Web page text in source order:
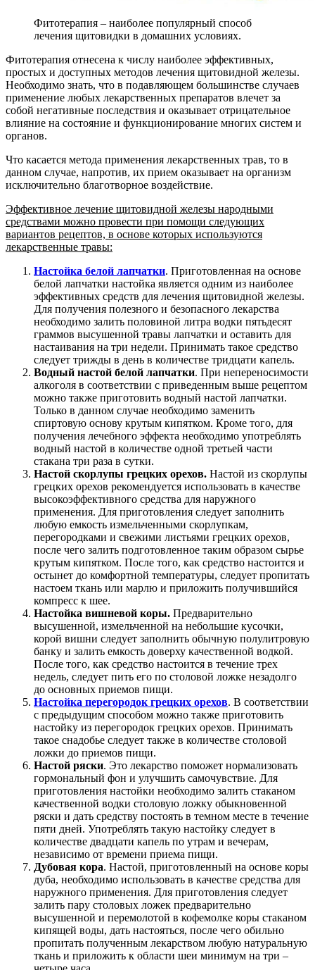
Фитотерапия – наиболее популярный способ
лечения щитовидки в домашних условиях.
Фитотерапия отнесена к числу наиболее эффективных,
простых и доступных методов лечения щитовидной железы.
Необходимо знать, что в подавляющем большинстве случаев
применение любых лекарственных препаратов влечет за
собой негативные последствия и оказывает отрицательное
влияние на состояние и функционирование многих систем и
органов.
Что касается метода применения лекарственных трав, то в
данном случае, напротив, их прием оказывает на организм
исключительно благотворное воздействие.
Эффективное лечение щитовидной железы народными
средствами можно провести при помощи следующих
вариантов рецептов, в основе которых используются
лекарственные травы:
Настойка белой лапчатки. Приготовленная на основе
белой лапчатки настойка является одним из наиболее
эффективных средств для лечения щитовидной железы.
Для получения полезного и безопасного лекарства
необходимо залить половиной литра водки пятьдесят
граммов высушенной травы лапчатки и оставить для
настаивания на три недели. Принимать такое средство
следует трижды в день в количестве тридцати капель.
Водный настой белой лапчатки. При непереносимости
алкоголя в соответствии с приведенным выше рецептом
можно также приготовить водный настой лапчатки.
Только в данном случае необходимо заменить
спиртовую основу крутым кипятком. Кроме того, для
получения лечебного эффекта необходимо употреблять
водный настой в количестве одной третьей части
стакана три раза в сутки.
Настой скорлупы грецких орехов. Настой из скорлупы
грецких орехов рекомендуется использовать в качестве
высокоэффективного средства для наружного
применения. Для приготовления следует заполнить
любую емкость измельченными скорлупкам,
перегородками и свежими листьями грецких орехов,
после чего залить подготовленное таким образом сырье
крутым кипятком. После того, как средство настоится и
остынет до комфортной температуры, следует пропитать
настоем ткань или марлю и приложить получившийся
компресс к шее.
Настойка вишневой коры. Предварительно
высушенной, измельченной на небольшие кусочки,
корой вишни следует заполнить обычную полулитровую
банку и залить емкость доверху качественной водкой.
После того, как средство настоится в течение трех
недель, следует пить его по столовой ложке незадолго
до основных приемов пищи.
Настойка перегородок грецких орехов. В соответствии
с предыдущим способом можно также приготовить
настойку из перегородок грецких орехов. Принимать
такое снадобье следует также в количестве столовой
ложки до приемов пищи.
Настой ряски. Это лекарство поможет нормализовать
гормональный фон и улучшить самочувствие. Для
приготовления настойки необходимо залить стаканом
качественной водки столовую ложку обыкновенной
ряски и дать средству постоять в темном месте в течение
пяти дней. Употреблять такую настойку следует в
количестве двадцати капель по утрам и вечерам,
независимо от времени приема пищи.
Дубовая кора. Настой, приготовленный на основе коры
дуба, необходимо использовать в качестве средства для
наружного применения. Для приготовления следует
залить пару столовых ложек предварительно
высушенной и перемолотой в кофемолке коры стаканом
кипящей воды, дать настояться, после чего обильно
пропитать полученным лекарством любую натуральную
ткань и приложить к области шеи минимум на три –